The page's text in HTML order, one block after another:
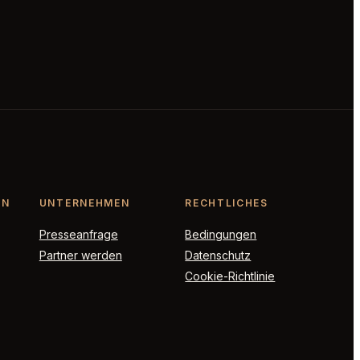
UNTERNEHMEN
Presseanfrage
Partner werden
RECHTLICHES
Bedingungen
Datenschutz
Cookie-Richtlinie